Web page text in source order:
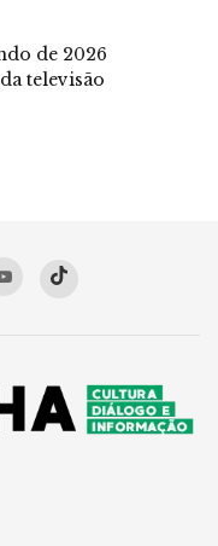
de 2026
televisão